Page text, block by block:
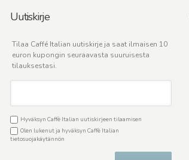
Uutiskirje
Tilaa Caffé Italian uutiskirje ja saat ilmaisen 10
euron kupongin seuraavasta suuruisesta
tilauksestasi.
Hyväksyn Caffè Italian uutiskirjeen tilaamisen
Olen lukenut ja hyväksyn Caffè Italian
tietosuojakäytännön